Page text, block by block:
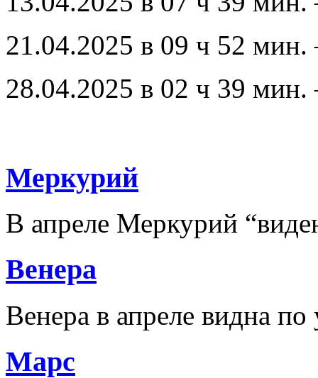
21.04.2025 в 09 ч 52 мин.
28.04.2025 в 02 ч 39 мин.
Меркурий
В апреле Меркурий
Венера
Венера в апреле видна по
Марс